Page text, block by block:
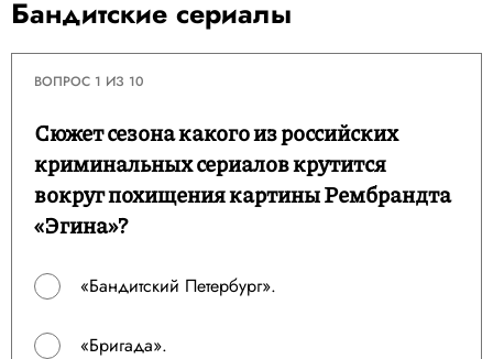
Бандитские сериалы
ВОПРОС 1 ИЗ 10
Сюжет сезона какого из российских
криминальных сериалов крутится
вокруг похищения картины Рембрандта
«Эгина»?
«Бандитский Петербург».
«Бригада».